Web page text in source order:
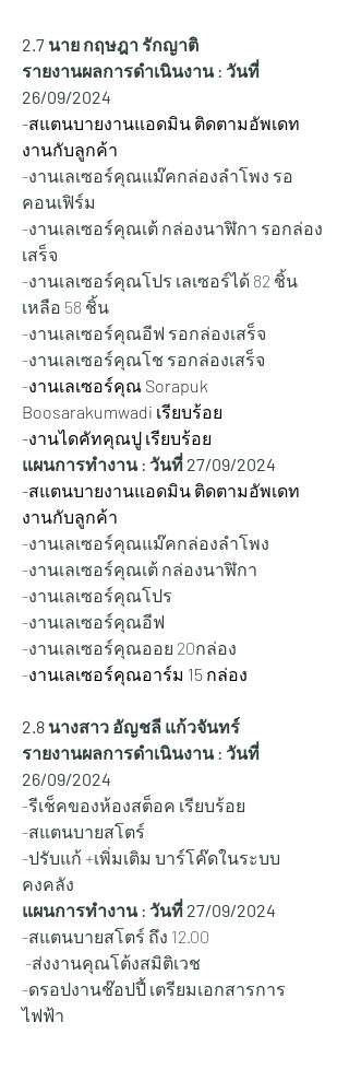
2.7 นาย กฤษฎา รักญาติ
รายงานผลการดำเนินงาน : วันที่
26/09/2024
-สแตนบายงานแอดมิน ติดตามอัพเดท
งานกับลูกค้า
-งานเลเซอร์คุณแม๊คกล่องลำโพง รอ
คอนเฟิร์ม
-งานเลเซอร์คุณเต้ กล่องนาฬิกา รอกล่อง
เสร็จ
-งานเลเซอร์คุณโปร เลเซอร์ได้ 82 ชิ้น
เหลือ 58 ชิ้น
-งานเลเซอร์คุณอีฟ รอกล่องเสร็จ
-งานเลเซอร์คุณโช รอกล่องเสร็จ
-งานเลเซอร์คุณ Sorapuk
Boosarakumwadi เรียบร้อย
-งานไดคัทคุณปู เรียบร้อย
แผนการทำงาน : วันที่ 27/09/2024
-สแตนบายงานแอดมิน ติดตามอัพเดท
งานกับลูกค้า
-งานเลเซอร์คุณแม๊คกล่องลำโพง
-งานเลเซอร์คุณเต้ กล่องนาฬิกา
-งานเลเซอร์คุณโปร
-งานเลเซอร์คุณอีฟ
-งานเลเซอร์คุณออย 20กล่อง
-งานเลเซอร์คุณอาร์ม 15 กล่อง
2.8 นางสาว อัญชลี แก้วจันทร์
รายงานผลการดำเนินงาน : วันที่
26/09/2024
-รีเช็คของห้องสต็อค เรียบร้อย
-สแตนบายสโตร์
-ปรับแก้ +เพิ่มเติม บาร์โค๊ดในระบบ
คงคลัง
แผนการทำงาน : วันที่ 27/09/2024
-สแตนบายสโตร์ ถึง 12.00
-ส่งงานคุณโต้งสมิติเวช
-ดรอปงานช๊อปปี้ เตรียมเอกสารการ
ไฟฟ้า